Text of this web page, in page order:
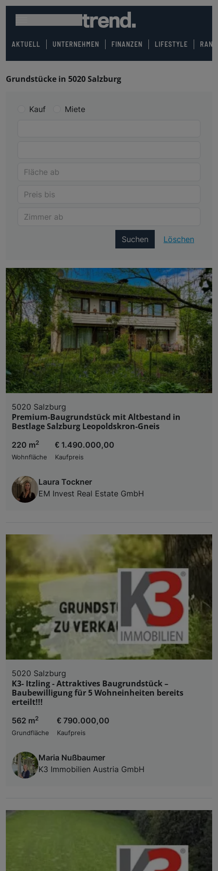
AKTUELL UNTERNEHMEN FINANZEN LIFESTYLE
Grundstücke in 5020 Salzburg
Kauf Miete
Suchen Löschen
5020 Salzburg
Premium-Baugrundstück mit Altbestand in
Bestlage Salzburg Leopoldskron-Gneis
220 m2
Wohnfläche
€ 1.490.000,00
Kaufpreis
Laura Tockner
EM Invest Real Estate GmbH
5020 Salzburg
K3- Itzling - Attraktives Baugrundstück –
Baubewilligung für 5 Wohneinheiten bereits
erteilt!!!
562 m2
Grundfläche
€ 790.000,00
Kaufpreis
Maria Nußbaumer
K3 Immobilien Austria GmbH